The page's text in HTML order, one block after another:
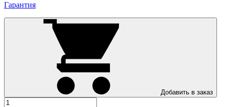
Гарантия
Добавить в заказ